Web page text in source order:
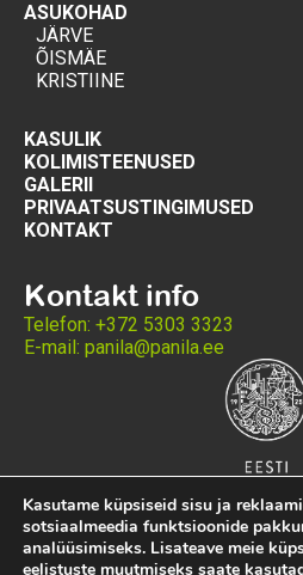
ASUKOHAD
JÄRVE
ÕISMÄE
KRISTIINE
KASULIK
KOLIMISTEENUSED
GALERII
PRIVAATSUSTINGIMUSED
KONTAKT
Kontakt info
Telefon: +372 5303 3323
E-mail: panila@panila.ee
Kasutame küpsiseid sisu ja
sotsiaalmeedia funktsioonide
analüüsimiseks. Lisateave meie
eelistuste muutmiseks saate